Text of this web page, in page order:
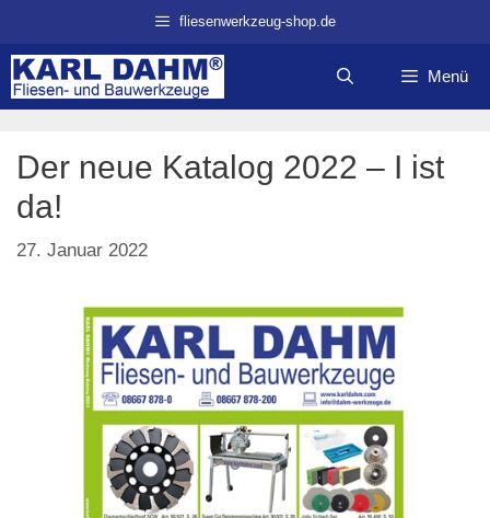
springen
fliesenwerkzeug-shop.de
Menü
Der neue Katalog 2022 – I ist
da!
27. Januar 2022